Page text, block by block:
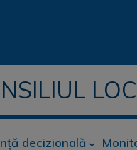
decizională